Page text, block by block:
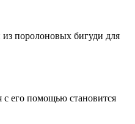
поролоновых бигуди для
с его помощью становится